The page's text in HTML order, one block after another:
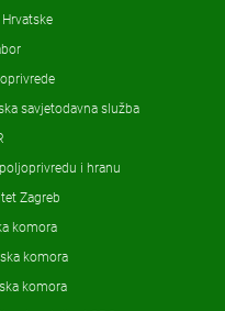
savjetodavna služba
i hranu
Zagreb
komora
komora
komora